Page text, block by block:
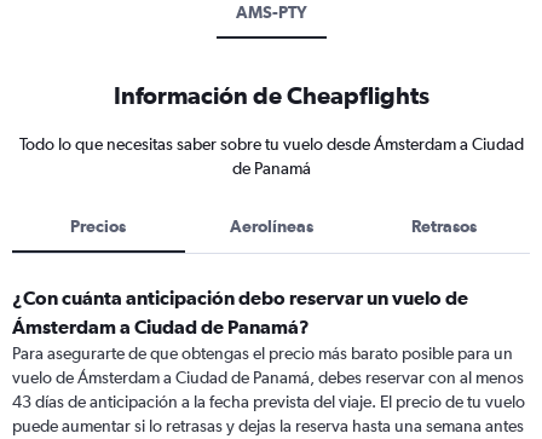
AMS-PTY
Información de Cheapflights
Todo lo que necesitas saber sobre tu vuelo desde Ámsterdam a Ciudad
de Panamá
Precios Aerolíneas Retrasos
¿Con cuánta anticipación debo reservar un vuelo de
Ámsterdam a Ciudad de Panamá?
Para asegurarte de que obtengas el precio más barato posible para un
vuelo de Ámsterdam a Ciudad de Panamá, debes reservar con al menos
43 días de anticipación a la fecha prevista del viaje. El precio de tu vuelo
puede aumentar si lo retrasas y dejas la reserva hasta una semana antes